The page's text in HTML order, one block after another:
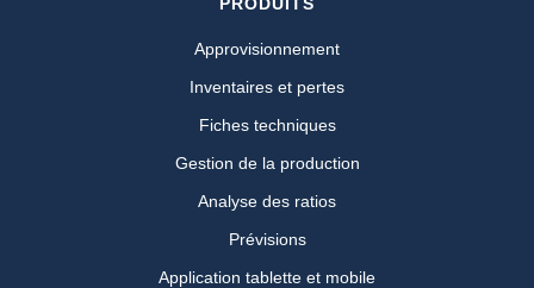
Approvisionnement
Inventaires et pertes
Fiches techniques
Gestion de la production
Analyse des ratios
Prévisions
Application tablette et mobile